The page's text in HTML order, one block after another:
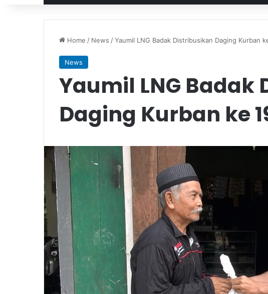
Home / News /Yaumil LNG Badak Distribusikan Daging Kurban
News
Yaumil LNG Badak
Daging Kurban ke